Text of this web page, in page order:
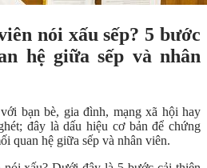
nói xấu sếp? 5 bước
hệ giữa sếp và nhân
bạn bè, gia đình, mạng xã hội hay
đây là dấu hiệu cơ bản để chứng
quan hệ giữa sếp và nhân viên.